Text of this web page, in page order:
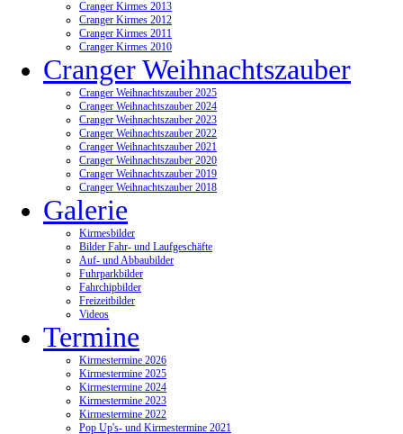
Cranger Kirmes 2013
Cranger Kirmes 2012
Cranger Kirmes 2011
Cranger Kirmes 2010
Cranger Weihnachtszauber
Cranger Weihnachtszauber 2025
Cranger Weihnachtszauber 2024
Cranger Weihnachtszauber 2023
Cranger Weihnachtszauber 2022
Cranger Weihnachtszauber 2021
Cranger Weihnachtszauber 2020
Cranger Weihnachtszauber 2019
Cranger Weihnachtszauber 2018
Galerie
Kirmesbilder
Bilder Fahr- und Laufgeschäfte
Auf- und Abbaubilder
Fuhrparkbilder
Fahrchipbilder
Freizeitbilder
Videos
Termine
Kirmestermine 2026
Kirmestermine 2025
Kirmestermine 2024
Kirmestermine 2023
Kirmestermine 2022
Pop Up's- und Kirmestermine 2021